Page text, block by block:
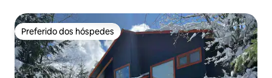
Preferido dos hóspedes
Preferido dos hóspedes